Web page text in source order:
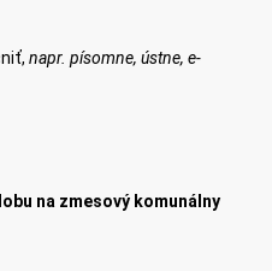
napr. písomne, ústne,e-
na zmesový komunálny